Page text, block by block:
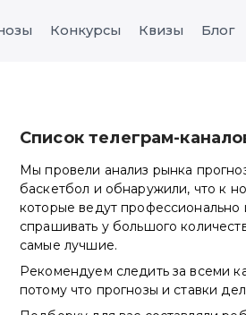
Конкурсы Квизы Блог
Список телеграм-
Мы провели анализ рынка
баскетбол и обнаружили, что к
которые ведут
спрашивать у большого
самые лучшие.
Рекомендуем следить за всеми
потому что прогнозы и ставки